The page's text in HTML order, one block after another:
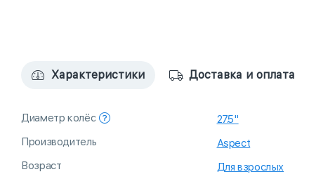
Характеристики Доставка и оплата
Диаметр колёс
27.5"
Производитель
Aspect
Возраст
Для взрослых